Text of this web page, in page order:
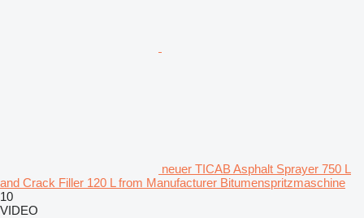
neuer TICAB Asphalt Sprayer 750 L
and Crack Filler 120 L from Manufacturer Bitumenspritzmaschine
10
VIDEO